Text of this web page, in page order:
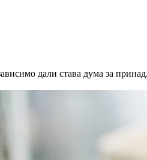
дали става дума за